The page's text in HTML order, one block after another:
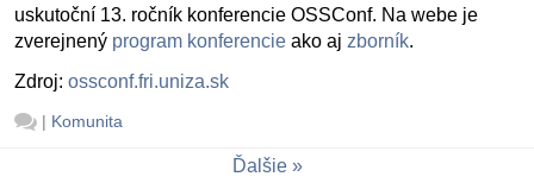
uskutoční 13. ročník konferencie OSSConf. Na webe je
zverejnený program konferencie ako aj zborník.
Zdroj: ossconf.fri.uniza.sk
| Komunita
Ďalšie